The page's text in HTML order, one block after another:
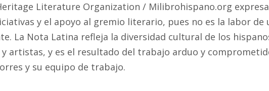
Literature Organization / Milibrohispano.org
y el apoyo al gremio literario, pues no es la labor
La Nota Latina refleja la diversidad cultural de los
artistas, y es el resultado del trabajo arduo y
y su equipo de trabajo.